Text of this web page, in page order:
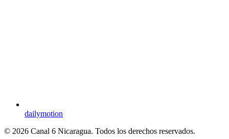
dailymotion
© 2026 Canal 6 Nicaragua. Todos los derechos reservados.